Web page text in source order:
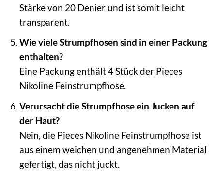
Stärke von 20 Denier und ist somit leicht
transparent.
Wie viele Strumpfhosen sind in einer Packung
enthalten?
Eine Packung enthält 4 Stück der Pieces
Nikoline Feinstrumpfhose.
Verursacht die Strumpfhose ein Jucken auf
der Haut?
Nein, die Pieces Nikoline Feinstrumpfhose ist
aus einem weichen und angenehmen Material
gefertigt, das nicht juckt.